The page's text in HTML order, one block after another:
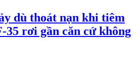
dù thoát nạn khi tiêm
35 rơi gần căn cứ không